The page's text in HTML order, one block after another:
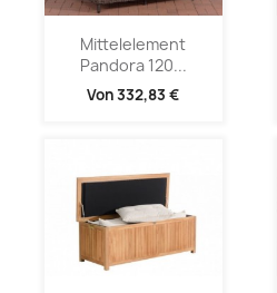
Mittelelement
Pandora 120...
Von332,83 €